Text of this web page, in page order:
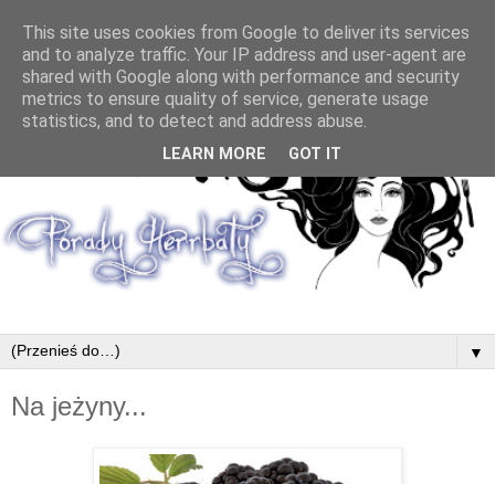
▼
Na jeżyny...
This site uses cookies from Google to deliver its services
and to analyze traffic. Your IP address and user-agent are
shared with Google along with performance and security
metrics to ensure quality of service, generate usage
statistics, and to detect and address abuse.
LEARN MORE GOT IT